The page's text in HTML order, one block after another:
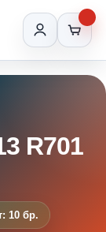
R701
10 бр.